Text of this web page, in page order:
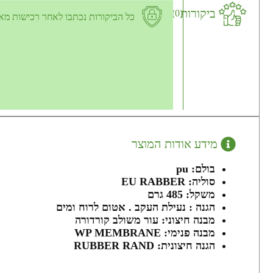
ביקורות(0) כל הביקורות נכתבו לאחר רכישות
מידע אודות המוצר
בולם: pu
סוליה: EU RABBER
משקל: 485 גרם
הגנה : נעילת העקב . אטום לרוח ומים
מבנה חיצוני: עור משולב קורדורה
מבנה פנימי: WP MEMBRANE
הגנה חיצונית: RUBBER RAND